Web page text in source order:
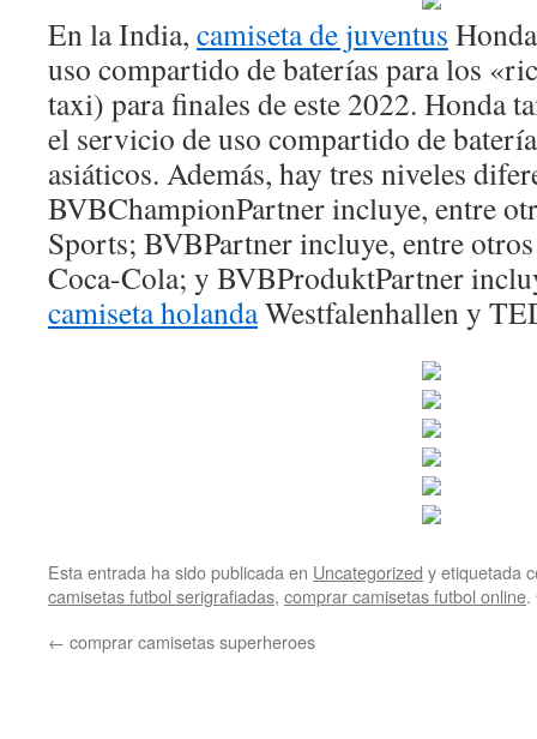
En la India, camiseta de juventus
uso compartido de baterías para los
taxi) para finales de este 2022. Honda
el servicio de uso compartido de
asiáticos. Además, hay tres niveles
BVBChampionPartner incluye, entre
Sports; BVBPartner incluye, entre
Coca-Cola; y BVBProduktPartner
camiseta holandaWestfalenhallen y
Esta entrada ha sido publicada en Uncategorized y etiquetada
camisetas futbol serigrafiadas, comprar camisetas futbol online.
← comprar camisetas superheroes